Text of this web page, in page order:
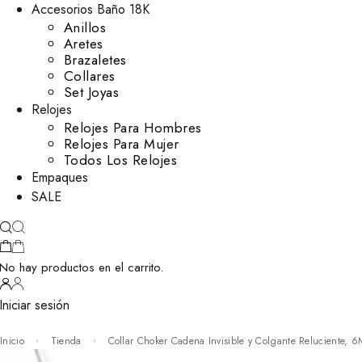
Accesorios Baño 18K
Anillos
Aretes
Brazaletes
Collares
Set Joyas
Relojes
Relojes Para Hombres
Relojes Para Mujer
Todos Los Relojes
Empaques
SALE
hay productos en el carrito.
sesión
Inicio Tienda Collar Choker Cadena Invisible y Colgante Reluciente,